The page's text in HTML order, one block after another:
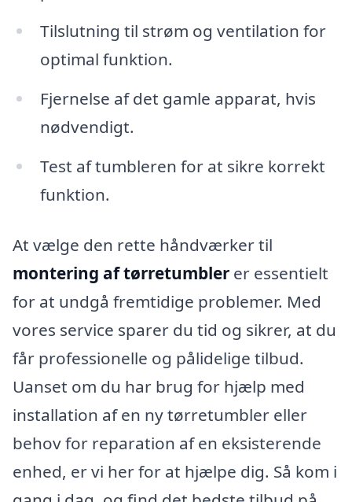
Tilslutning til strøm og ventilation for
optimal funktion.
Fjernelse af det gamle apparat, hvis
nødvendigt.
Test af tumbleren for at sikre korrekt
funktion.
At vælge den rette håndværker til
montering af tørretumbler er essentielt
for at undgå fremtidige problemer. Med
vores service sparer du tid og sikrer, at du
får professionelle og pålidelige tilbud.
Uanset om du har brug for hjælp med
installation af en ny tørretumbler eller
behov for reparation af en eksisterende
enhed, er vi her for at hjælpe dig. Så kom i